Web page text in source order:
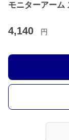
モニターアーム
4,140 円